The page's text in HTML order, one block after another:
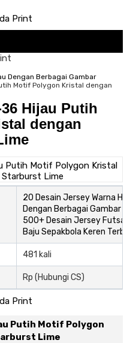
Dengan Berbagai Gambar
Motif Polygon Kristal dengan
Hijau Putih
dengan
20 Desain Jersey Warna Hijau
Dengan Berbagai Gambar
500+ Desain Jersey Futsal
Baju Sepakbola Keren
481 kali
Rp (Hubungi CS)
Putih Motif Polygon
Lime